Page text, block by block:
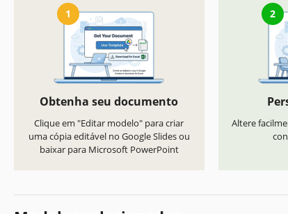
1
Obtenha seu documento
Clique em "Editar modelo" para criar
uma cópia editável no Google Slides ou
baixar para Microsoft PowerPoint
2
Altere